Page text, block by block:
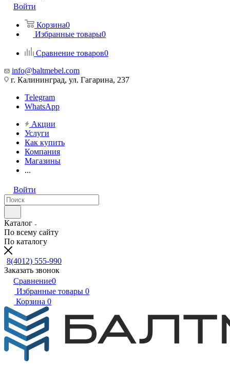
Войти
Корзина0
Избранные товары0
Сравнение товаров0
info@baltmebel.com
г. Калининград, ул. Гагарина, 237
Telegram
WhatsApp
Акции
Услуги
Как купить
Компания
Магазины
...
Войти
Каталог
По всему сайту
По каталогу
8(4012) 555-990
Заказать звонок
Сравнение0
Избранные товары 0
Корзина 0